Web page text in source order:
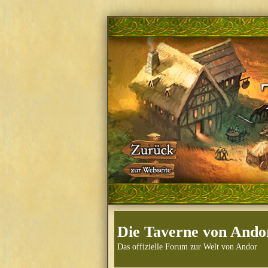
Die Taverne von
Das offizielle Forum zur Welt von Andor